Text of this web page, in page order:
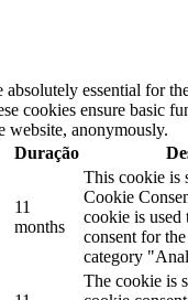
absolutely essential for
cookies ensure basic
website, anonymously.
Duração
11
months
This cookie is
Cookie
cookie is used
consent for
category
The cookie is